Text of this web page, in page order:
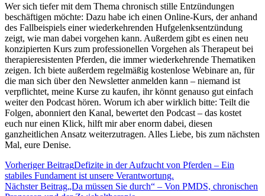
Wer sich tiefer mit dem Thema chronisch stille Entzündungen
beschäftigen möchte: Dazu habe ich einen Online-Kurs, der anhand
des Fallbeispiels einer wiederkehrenden Hufgelenksentzündung
zeigt, wie man dabei vorgehen kann. Außerdem gibt es einen neu
konzipierten Kurs zum professionellen Vorgehen als Therapeut bei
therapieresistenten Pferden, die immer wiederkehrende Thematiken
zeigen. Ich biete außerdem regelmäßig kostenlose Webinare an, für
die man sich über den Newsletter anmelden kann – niemand ist
verpflichtet, meine Kurse zu kaufen, ihr könnt genauso gut einfach
weiter den Podcast hören. Worum ich aber wirklich bitte: Teilt die
Folgen, abonniert den Kanal, bewertet den Podcast – das kostet
euch nur einen Klick, hilft mir aber enorm dabei, diesen
ganzheitlichen Ansatz weiterzutragen. Alles Liebe, bis zum nächsten
Mal, eure Denise.
Vorheriger BeitragDefizite in der Aufzucht von Pferden – Ein
stabiles Fundament ist unsere Verantwortung.
Nächster Beitrag„Da müssen Sie durch“ – Von PMDS, chronischen